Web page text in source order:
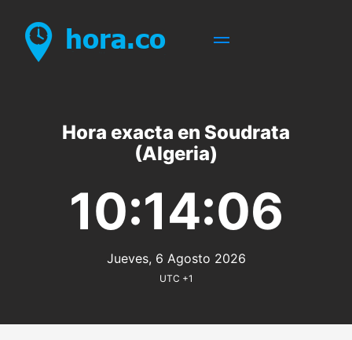
Hora exacta en Soudrata
(Algeria)
10:14:06
Jueves, 6 Agosto 2026
UTC +1